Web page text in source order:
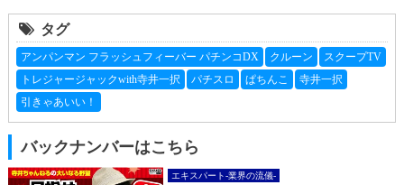
タグ
アンパンマン フラッシュフィーバー パチンコDX クルーン
スクープTV
トレジャージャックwith寺井一択
パチスロ ぱちんこ
寺井一択
引きゃあいい！
バックナンバーはこちら
エキスパート-業界の流儀-